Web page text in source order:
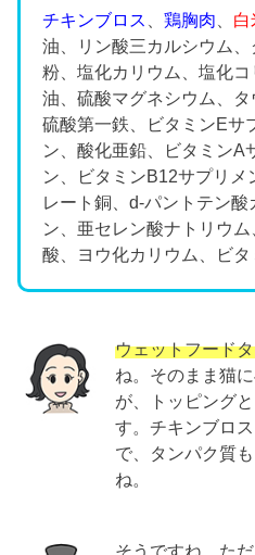
チキンブロス 、鶏胸肉 白
油、リン酸三カルシウム
粉、塩化カリウム、塩化
油、硫酸マグネシウム、タ
硫酸第一鉄、ビタミンEサ
ン、酸化亜鉛、ビタミンA
ン、ビタミンB12サプリメ
レート銅、d-パントテン
ン、亜セレン酸ナトリウ
酸、ヨウ化カリウム、ビ
ウェットフード
ね。そのまま猫
が、トッピング
す。チキンブロ
で、タンパク質
ね。
そうですね。た